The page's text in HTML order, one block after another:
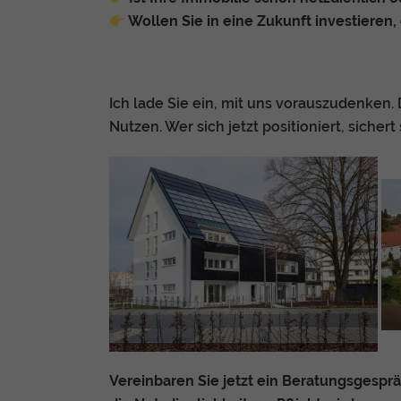
Wollen Sie in eine Zukunft
Ich lade Sie ein, mit uns
Nutzen. Wer sich jetzt positioniert,
Vereinbaren Sie jetzt ein